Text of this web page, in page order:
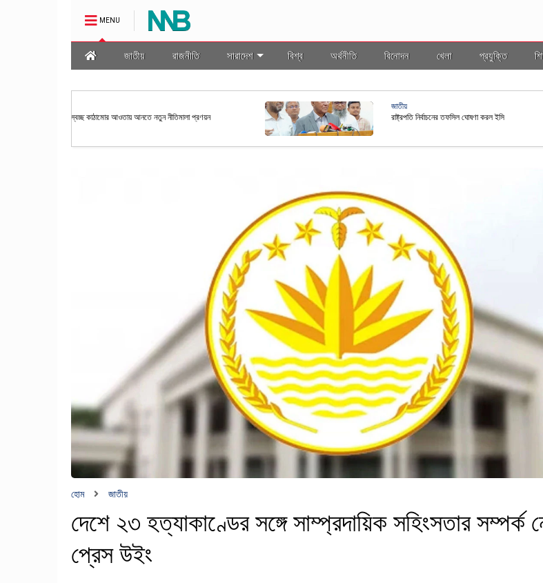
MENU
জাতীয় রাজনীতি সারাদেশ বিশ্ব অর্থনীতি বিনোদন খেলা প্রযুক্তি
রাষ্ট্রপতি নির্বাচনের তফসিল ঘোষণা করল ইসি
হোম জাতীয়
দেশে ২৩ হত্যাকাণ্ডের সঙ্গে সাম্প্রদায়িক সহিংসতার সম্পর্ক
প্রেস উইং